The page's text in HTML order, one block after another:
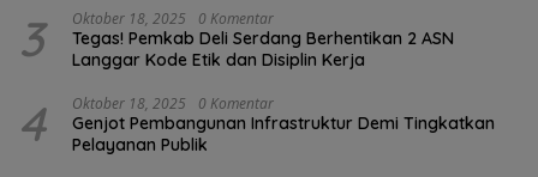
3 Oktober 18, 2025 0 Komentar
Tegas! Pemkab Deli Serdang Berhentikan 2 ASN
Langgar Kode Etik dan Disiplin Kerja
4 Oktober 18, 2025 0 Komentar
Genjot Pembangunan Infrastruktur Demi Tingkatkan
Pelayanan Publik